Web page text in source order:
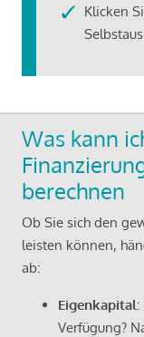
Klicken
Was kann
berechnen
Ob Sie sich den
leisten können,
ab:
Eigenkapital
Verfügung?